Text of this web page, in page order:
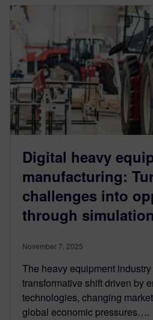
Digital heavy
manufacturing:
challenges into
through simulation
November 7, 2025
The heavy equipment
transformative shift driven by
technologies, changing
global economic pressures….